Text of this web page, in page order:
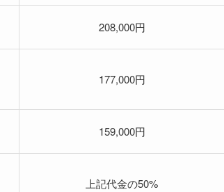
208,000円
177,000円
159,000円
上記代金の50%